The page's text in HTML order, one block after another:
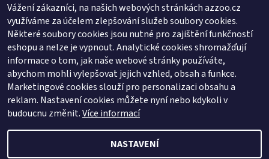
Buďte první, kdo napíše příspěvek k této položce.
Přidat komentář
Buďte první, kdo napíše příspěvek k této položce.
Přidat hodnocení
Zboží.cz | Heureka.cz
Vážení zákazníci, na našich webových stránkách azzoo.cz
využíváme za účelem zlepšování služeb soubory cookies.
Některé soubory cookies jsou nutné pro zajištění funkčností
eshopu a nelze je vypnout. Analytické cookies shromažďují
informace o tom, jak naše webové stránky používáte,
abychom mohli vylepšovat jejich vzhled, obsah a funkce.
Marketingové cookies slouží pro personalizaci obsahu a
reklam. Nastavení cookies můžete nyní nebo kdykoli v
budoucnu změnit.Více informací
NASTAVENÍ